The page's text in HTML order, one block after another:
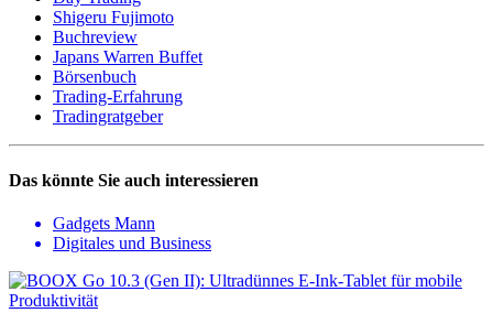
Shigeru Fujimoto
Buchreview
Japans Warren Buffet
Börsenbuch
Trading-Erfahrung
Tradingratgeber
Das könnte Sie auch interessieren
Gadgets Mann
Digitales und Business